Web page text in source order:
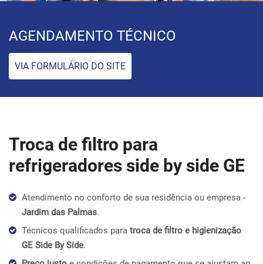
AGENDAMENTO TÉCNICO
VIA FORMULÁRIO DO SITE
Troca de filtro para
refrigeradores side by side GE
Atendimento no conforto de sua residência ou empresa -
Jardim das Palmas.
Técnicos qualificados para troca de filtro e higienização
GE Side By Side.